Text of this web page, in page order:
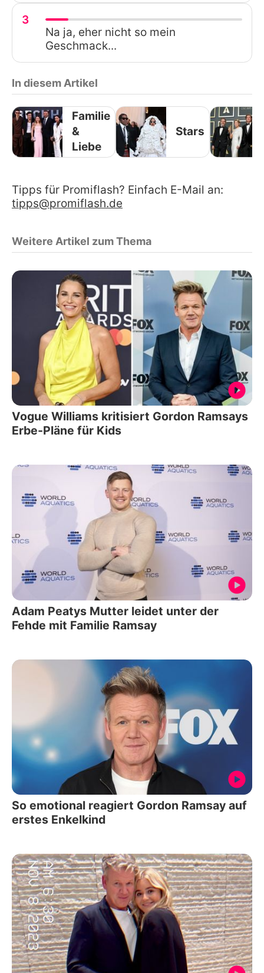
3
Na ja, eher nicht so mein
Geschmack...
In diesem Artikel
Familie
&
Liebe
Stars
Tipps für Promiflash? Einfach E-Mail an:
tipps@promiflash.de
Weitere Artikel zum Thema
Vogue Williams kritisiert Gordon Ramsays
Erbe-Pläne für Kids
Adam Peatys Mutter leidet unter der
Fehde mit Familie Ramsay
So emotional reagiert Gordon Ramsay auf
erstes Enkelkind